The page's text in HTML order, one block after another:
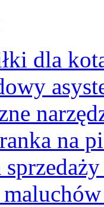
dla
na